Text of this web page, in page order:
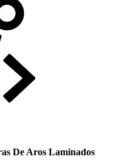
De Aros Laminados